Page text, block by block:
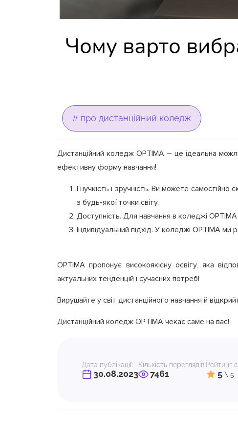
Чому варто
# про дистанційний коледж
Дистанційний коледж OPTIMA – це ідеальна
ефективну форму навчання!
Гнучкість і зручність. Ви можете
з будь-якої точки світу.
Доступність. Для навчання в коледжі
Індивідуальний підхід. У коледжі OPTIMA
OPTIMA пропонує високоякісну освіту, яка
актуальних тенденцій і сучасних потреб!
Вирушайте у світ дистанційного навчання й
Дистанційний коледж OPTIMA чекає саме на вас!
Дата публікації:
30.08.2023
Кількість переглядів:
7461
Рейтинг
5 \ 5